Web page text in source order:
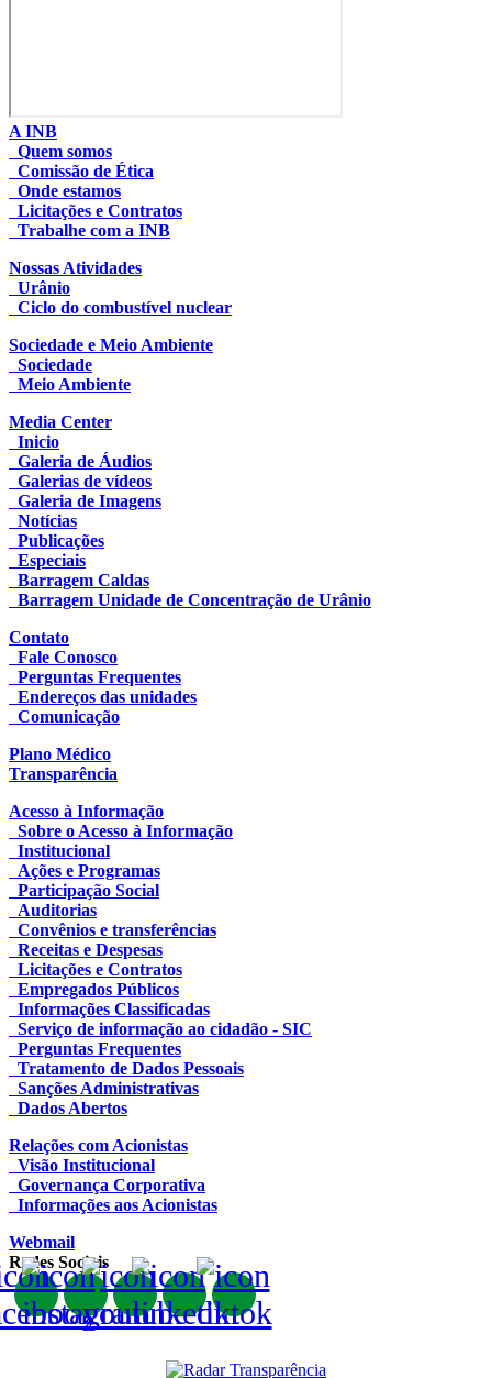
A INB
Quem somos
Comissão de Ética
Onde estamos
Licitações e Contratos
Trabalhe com a INB
Nossas Atividades
Urânio
Ciclo do combustível nuclear
Sociedade e Meio Ambiente
Sociedade
Meio Ambiente
Media Center
Inicio
Galeria de Áudios
Galerias de vídeos
Galeria de Imagens
Notícias
Publicações
Especiais
Barragem Caldas
Barragem Unidade de Concentração de Urânio
Contato
Fale Conosco
Perguntas Frequentes
Endereços das unidades
Comunicação
Plano Médico
Transparência
Acesso à Informação
Sobre o Acesso à Informação
Institucional
Ações e Programas
Participação Social
Auditorias
Convênios e transferências
Receitas e Despesas
Licitações e Contratos
Empregados Públicos
Informações Classificadas
Serviço de informação ao cidadão - SIC
Perguntas Frequentes
Tratamento de Dados Pessoais
Sanções Administrativas
Dados Abertos
Relações com Acionistas
Visão Institucional
Governança Corporativa
Informações aos Acionistas
Webmail
Redes Sociais